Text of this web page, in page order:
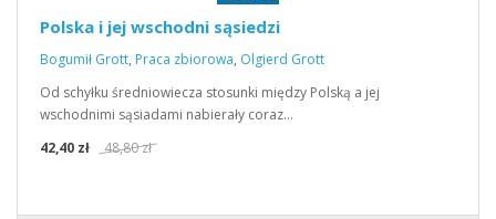
Polska i jej wschodni sąsiedzi
Bogumił Grott, Praca zbiorowa, Olgierd Grott
Od schyłku średniowiecza stosunki między Polską a jej
wschodnimi sąsiadami nabierały coraz…
42,40 zł
48,80 zł